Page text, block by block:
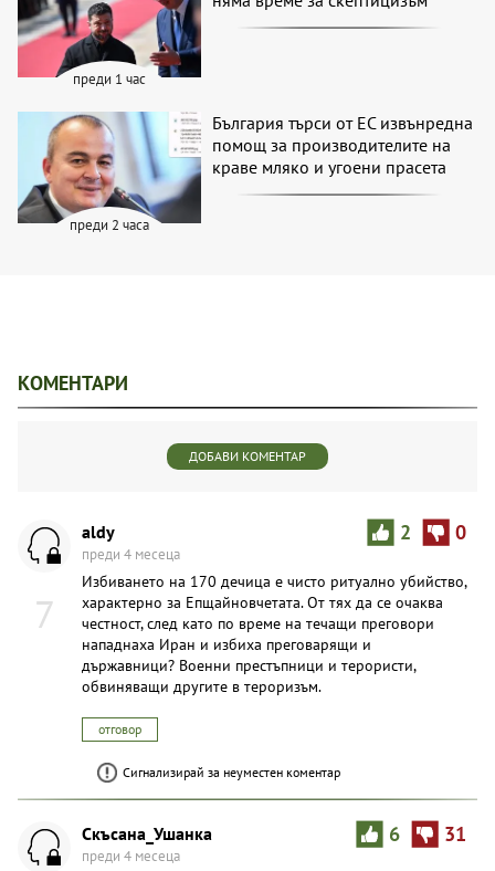
преди 1 час
преди 2 часа
България търси от ЕС извънредна
помощ за производителите на
краве мляко и угоени прасета
КОМЕНТАРИ
ДОБАВИ КОМЕНТАР
7
2 0
aldy
преди 4 месеца
Избиването на 170 дечица е чисто ритуално убийство,
характерно за Епщайновчетата. От тях да се очаква
честност, след като по време на течащи преговори
нападнаха Иран и избиха преговарящи и
държавници? Военни престъпници и терористи,
обвиняващи другите в тероризъм.
отговор
Сигнализирай за неуместен коментар
6 31
Скъсана_Ушанка
преди 4 месеца